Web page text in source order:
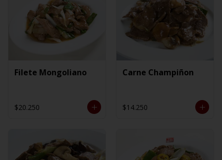
Filete Mongoliano
$20.250
Carne Champiñon
$14.250